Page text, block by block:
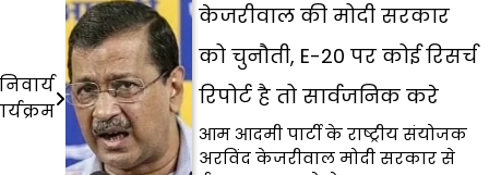
केजरीवाल की मोदी सरकार
को चुनौती, E-20 पर कोई रिसर्च
रिपोर्ट है तो सार्वजनिक करे
आम आदमी पार्टी के राष्ट्रीय संयोजक
अरविंद केजरीवाल मोदी सरकार से